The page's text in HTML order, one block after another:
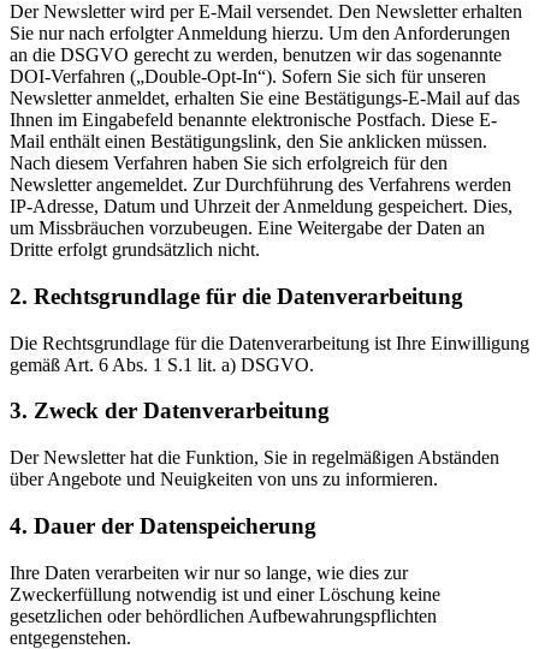
Der Newsletter wird per E-Mail versendet. Den Newsletter erhalten
Sie nur nach erfolgter Anmeldung hierzu. Um den Anforderungen
an die DSGVO gerecht zu werden, benutzen wir das sogenannte
DOI-Verfahren („Double-Opt-In“). Sofern Sie sich für unseren
Newsletter anmeldet, erhalten Sie eine Bestätigungs-E-Mail auf das
Ihnen im Eingabefeld benannte elektronische Postfach. Diese E-
Mail enthält einen Bestätigungslink, den Sie anklicken müssen.
Nach diesem Verfahren haben Sie sich erfolgreich für den
Newsletter angemeldet. Zur Durchführung des Verfahrens werden
IP-Adresse, Datum und Uhrzeit der Anmeldung gespeichert. Dies,
um Missbräuchen vorzubeugen. Eine Weitergabe der Daten an
Dritte erfolgt grundsätzlich nicht.
2. Rechtsgrundlage für die Datenverarbeitung
Die Rechtsgrundlage für die Datenverarbeitung ist Ihre Einwilligung
gemäß Art. 6 Abs. 1 S.1 lit. a) DSGVO.
3. Zweck der Datenverarbeitung
Der Newsletter hat die Funktion, Sie in regelmäßigen Abständen
über Angebote und Neuigkeiten von uns zu informieren.
4. Dauer der Datenspeicherung
Ihre Daten verarbeiten wir nur so lange, wie dies zur
Zweckerfüllung notwendig ist und einer Löschung keine
gesetzlichen oder behördlichen Aufbewahrungspflichten
entgegenstehen.